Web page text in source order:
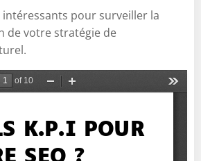
pour surveiller la
de votre stratégie de